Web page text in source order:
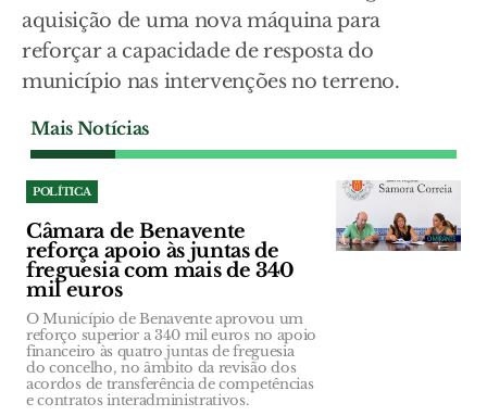
aquisição de uma nova máquina para
reforçar a capacidade de resposta do
município nas intervenções no terreno.
Mais Notícias
POLÍTICA
Câmara de Benavente
reforça apoio às juntas de
freguesia com mais de 340
mil euros
O Município de Benavente aprovou um
reforço superior a 340 mil euros no apoio
financeiro às quatro juntas de freguesia
do concelho, no âmbito da revisão dos
acordos de transferência de competências
e contratos interadministrativos.